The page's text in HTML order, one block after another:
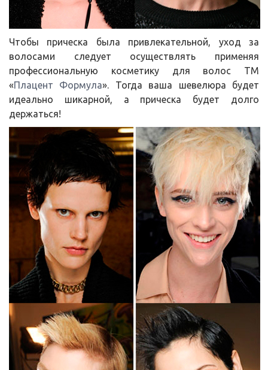
Чтобы прическа была привлекательной, уход за
волосами следует осуществлять применяя
профессиональную косметику для волос ТМ
«Плацент Формула». Тогда ваша шевелюра будет
идеально шикарной, а прическа будет долго
держаться!